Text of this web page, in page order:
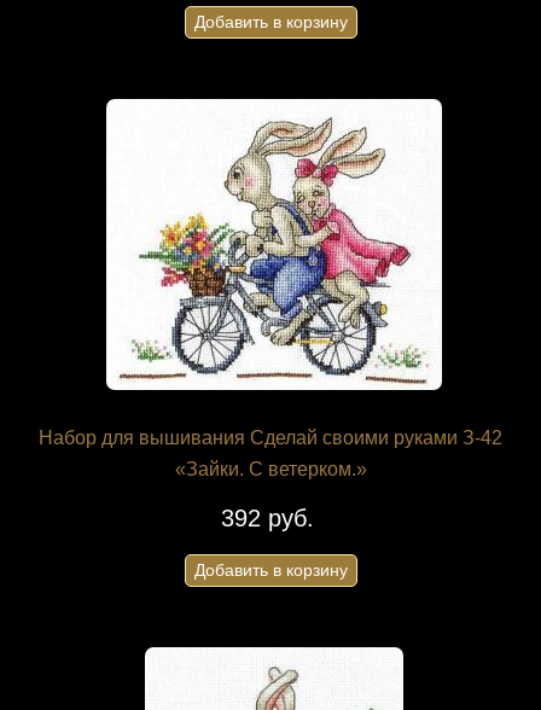
Добавить в корзину
Набор для вышивания Сделай своими руками З-42
«Зайки. С ветерком.»
392 руб.
Добавить в корзину